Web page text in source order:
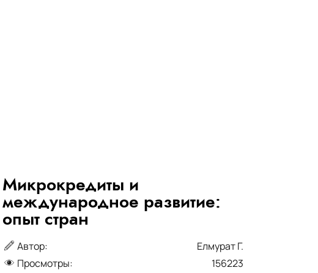
Микрокредиты и
международное развитие:
опыт стран
Автор:
Елмурат Г.
Просмотры:
156223